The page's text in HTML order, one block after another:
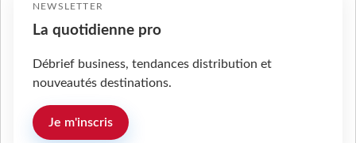
NEWSLETTER
La quotidienne pro
Débrief business, tendances distribution et
nouveautés destinations.
Je m'inscris